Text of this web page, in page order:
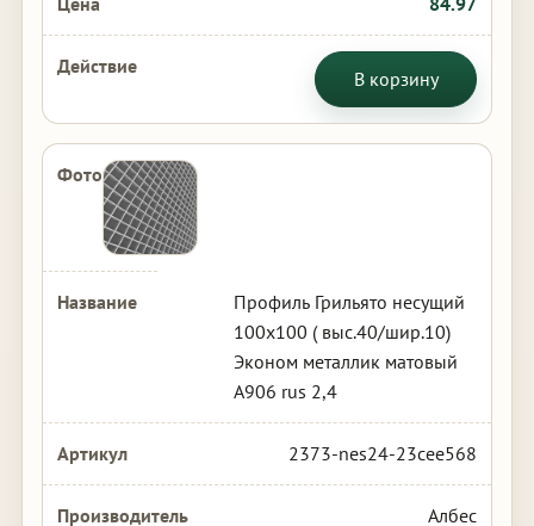
В корзину
Профиль Грильято несущий
100х100 ( выс.40/шир.10)
Эконом металлик матовый
А906 rus 2,4
2373-nes24-23cee568
Албес